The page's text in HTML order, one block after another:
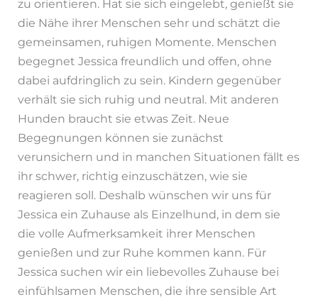
zu orientieren. Hat sie sich eingelebt, genießt sie
die Nähe ihrer Menschen sehr und schätzt die
gemeinsamen, ruhigen Momente. Menschen
begegnet Jessica freundlich und offen, ohne
dabei aufdringlich zu sein. Kindern gegenüber
verhält sie sich ruhig und neutral. Mit anderen
Hunden braucht sie etwas Zeit. Neue
Begegnungen können sie zunächst
verunsichern und in manchen Situationen fällt es
ihr schwer, richtig einzuschätzen, wie sie
reagieren soll. Deshalb wünschen wir uns für
Jessica ein Zuhause als Einzelhund, in dem sie
die volle Aufmerksamkeit ihrer Menschen
genießen und zur Ruhe kommen kann. Für
Jessica suchen wir ein liebevolles Zuhause bei
einfühlsamen Menschen, die ihre sensible Art